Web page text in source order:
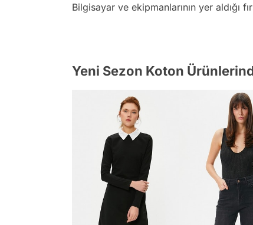
Bilgisayar ve ekipmanlarının yer aldığı
Yeni Sezon Koton